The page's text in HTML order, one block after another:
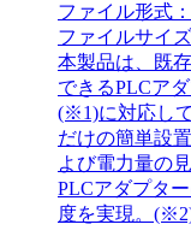
ファイル形式
ファイルサイ
本製品は、既
できるPLCア
(※1)に対応し
だけの簡単設
よび電力量の
PLCアダプタ
度を実現。